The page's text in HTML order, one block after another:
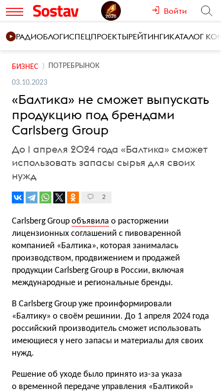
Войти
РАДИОБЛОГИСПЕЦПРОЕКТЫРЕЙТИНГИКАТАЛОГ
БИЗНЕС ПОТРЕБРЫНОК
03.10.2023
«Балтика» не сможет выпускать
продукцию под брендами
Carlsberg Group
До 1 апреля 2024 года «Балтика» сможет
использовать запасы сырья для своих
нужд
2
Carlsberg Group объявила о расторжении
лицензионных соглашений с пивоваренной
компанией «Балтика», которая занималась
производством, продвижением и продажей
продукции Carlsberg Group в России, включая
международные и региональные бренды.
В Carlsberg Group уже проинформировали
«Балтику» о своём решинии. До 1 апреля 2024 года
российский производитель сможет использовать
имеющиеся у него запасы и материалы для своих
нужд.
Решение об уходе было принято из-за указа
о временной передаче управления «Балтикой»